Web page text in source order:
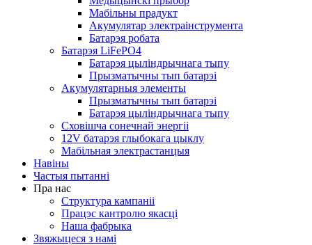
Мабільны прадукт
Акумулятар электраінструмента
Батарэя робата
Батарэя LiFePO4
Батарэя цыліндрычнага тыпу
Прызматычны тып батарэі
Акумулятарныя элементы
Прызматычны тып батарэі
Батарэя цыліндрычнага тыпу
Сховішча сонечнай энергіі
12V батарэя глыбокага цыклу
Мабільная электрастанцыя
Навіны
Частыя пытанні
Пра нас
Структура кампаніі
Працэс кантролю якасці
Наша фабрыка
Звяжыцеся з намі